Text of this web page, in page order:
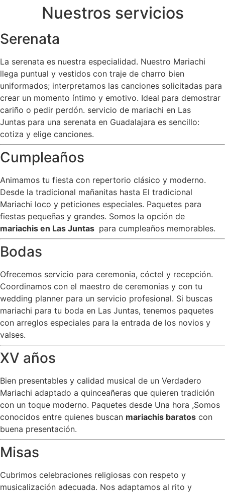
Nuestros servicios
Serenata
La serenata es nuestra especialidad. Nuestro Mariachi
llega puntual y vestidos con traje de charro bien
uniformados; interpretamos las canciones solicitadas para
crear un momento íntimo y emotivo. Ideal para demostrar
cariño o pedir perdón. servicio de mariachi en Las
Juntas para una serenata en Guadalajara es sencillo:
cotiza y elige canciones.
Cumpleaños
Animamos tu fiesta con repertorio clásico y moderno.
Desde la tradicional mañanitas hasta El tradicional
Mariachi loco y peticiones especiales. Paquetes para
fiestas pequeñas y grandes. Somos la opción de
mariachis en Las Juntas para cumpleaños memorables.
Bodas
Ofrecemos servicio para ceremonia, cóctel y recepción.
Coordinamos con el maestro de ceremonias y con tu
wedding planner para un servicio profesional. Si buscas
mariachi para tu boda en Las Juntas, tenemos paquetes
con arreglos especiales para la entrada de los novios y
valses.
XV años
Bien presentables y calidad musical de un Verdadero
Mariachi adaptado a quinceañeras que quieren tradición
con un toque moderno. Paquetes desde Una hora ,Somos
conocidos entre quienes buscan mariachis baratos con
buena presentación.
Misas
Cubrimos celebraciones religiosas con respeto y
musicalización adecuada. Nos adaptamos al rito y